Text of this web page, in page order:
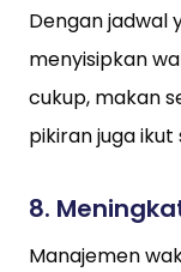
Dengan jadwal
menyisipkan
cukup, makan
pikiran juga ikut
8.
Manajemen